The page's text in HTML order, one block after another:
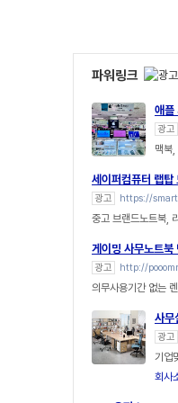
파워링크
애플
광고
맥북
세이퍼컴퓨터 랩탑
광고 https://
중고 브랜드노트북,
게이밍 사무노트북
광고 http://
의무사용기간 없는
사무
광고
기업
회사